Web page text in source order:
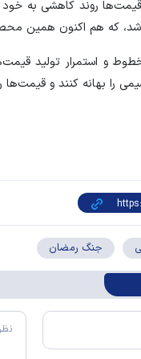
همین محصول با قیمت ۱۷۰ تا ۱۸۰
خطوط و استمرار تولید
را بهانه کنند و قیمت‌ها
جنگ رمضان